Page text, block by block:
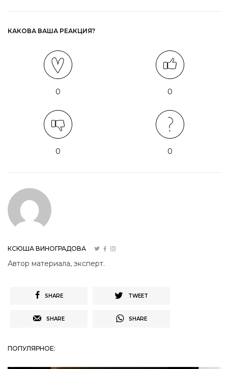
КАКОВА ВАША РЕАКЦИЯ?
0 0
0 0
КСЮША ВИНОГРАДОВА
Автор материала, эксперт.
SHARE TWEET
SHARE SHARE
ПОПУЛЯРНОЕ: